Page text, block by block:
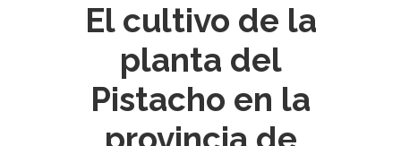
El cultivo de la
planta del
Pistacho en la